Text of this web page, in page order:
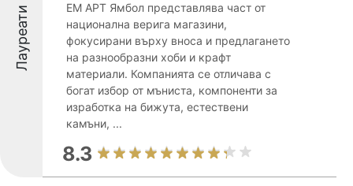
Лауреати
ЕМ АРТ Ямбол представлява част от
национална верига магазини,
фокусирани върху вноса и предлагането
на разнообразни хоби и крафт
материали. Компанията се отличава с
богат избор от мъниста, компоненти за
изработка на бижута, естествени
камъни, ...
8.3